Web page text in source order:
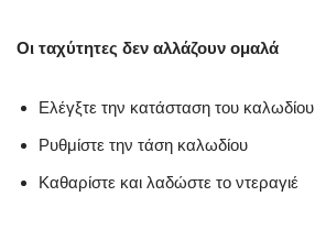
Οι ταχύτητες δεν αλλάζουν ομαλά
Ελέγξτε την κατάσταση του καλωδίου
Ρυθμίστε την τάση καλωδίου
Καθαρίστε και λαδώστε το ντεραγιέ